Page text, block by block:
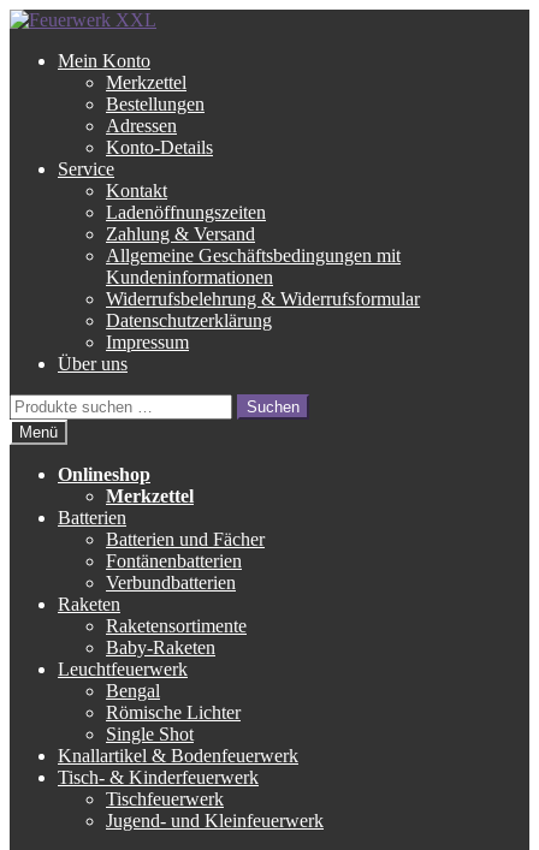
Zur
springen
Zum
springenMein Konto
Merkzettel
Bestellungen
Adressen
Konto-Details
Service
Kontakt
Ladenöffnungszeiten
Zahlung & Versand
Allgemeine Geschäftsbedingungen mit
Kundeninformationen
Widerrufsbelehrung & Widerrufsformular
Datenschutzerklärung
Impressum
Über uns
Suche
nach:
Suchen
Menü
Onlineshop
Merkzettel
Batterien
Batterien und Fächer
Fontänenbatterien
Verbundbatterien
Raketen
Raketensortimente
Baby-Raketen
Leuchtfeuerwerk
Bengal
Römische Lichter
Single Shot
Knallartikel & Bodenfeuerwerk
Tisch- & Kinderfeuerwerk
Tischfeuerwerk
Jugend- und Kleinfeuerwerk